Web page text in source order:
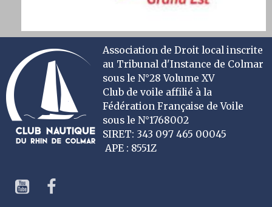
Association de Droit local inscrite
au Tribunal d'Instance de Colmar
sous le N°28 Volume XV
Club de voile affilié à la
Fédération Française de Voile
sous le N°1768002
SIRET: 343 097 465 00045
APE : 8551Z